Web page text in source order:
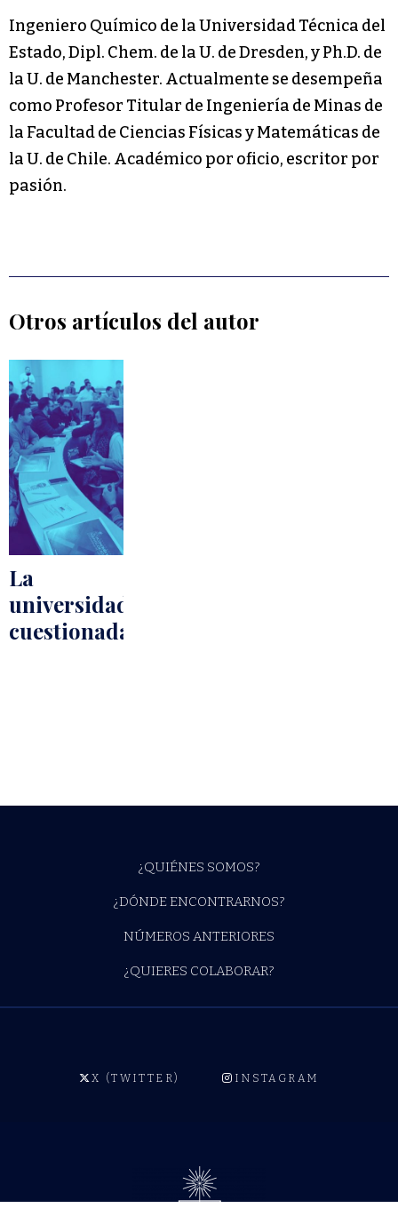
Ingeniero Químico de la Universidad Técnica del
Estado, Dipl. Chem. de la U. de Dresden, y Ph.D. de
la U. de Manchester. Actualmente se desempeña
como Profesor Titular de Ingeniería de Minas de
la Facultad de Ciencias Físicas y Matemáticas de
la U. de Chile. Académico por oficio, escritor por
pasión.
Otros artículos del autor
La
universidad
cuestionada
¿QUIÉNES SOMOS?
¿DÓNDE ENCONTRARNOS?
NÚMEROS ANTERIORES
¿QUIERES COLABORAR?
X (TWITTER) INSTAGRAM